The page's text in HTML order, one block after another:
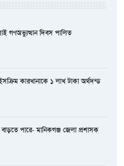
গণঅভ্যুত্থান দিবস পালিত
কারখানাকে ১ লাখ টাকা অর্থদন্ড
পারে- মানিকগঞ্জ জেলা প্রশাসক